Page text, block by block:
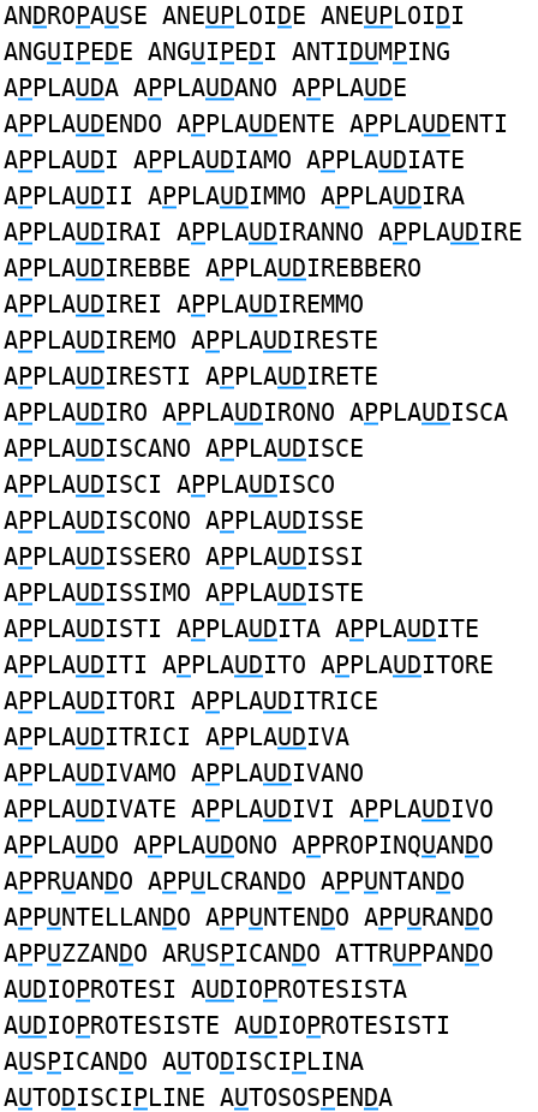
ANDROPAUSE ANEUPLOIDE ANEUPLOIDI
ANGUIPEDE ANGUIPEDI ANTIDUMPING
APPLAUDA APPLAUDANO APPLAUDE
APPLAUDENDO APPLAUDENTE APPLAUDENTI
APPLAUDI APPLAUDIAMO APPLAUDIATE
APPLAUDII APPLAUDIMMO APPLAUDIRA
APPLAUDIRAI APPLAUDIRANNO APPLAUDIRE
APPLAUDIREBBE APPLAUDIREBBERO
APPLAUDIREI APPLAUDIREMMO
APPLAUDIREMO APPLAUDIRESTE
APPLAUDIRESTI APPLAUDIRETE
APPLAUDIRO APPLAUDIRONO APPLAUDISCA
APPLAUDISCANO APPLAUDISCE
APPLAUDISCI APPLAUDISCO
APPLAUDISCONO APPLAUDISSE
APPLAUDISSERO APPLAUDISSI
APPLAUDISSIMO APPLAUDISTE
APPLAUDISTI APPLAUDITA APPLAUDITE
APPLAUDITI APPLAUDITO APPLAUDITORE
APPLAUDITORI APPLAUDITRICE
APPLAUDITRICI APPLAUDIVA
APPLAUDIVAMO APPLAUDIVANO
APPLAUDIVATE APPLAUDIVI APPLAUDIVO
APPLAUDO APPLAUDONO APPROPINQUANDO
APPRUANDO APPULCRANDO APPUNTANDO
APPUNTELLANDO APPUNTENDO APPURANDO
APPUZZANDO ARUSPICANDO ATTRUPPANDO
AUDIOPROTESI AUDIOPROTESISTA
AUDIOPROTESISTE AUDIOPROTESISTI
AUSPICANDO AUTODISCIPLINA
AUTODISCIPLINE AUTOSOSPENDA